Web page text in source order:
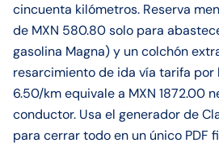
cincuenta kilómetros. Reserva
de MXN 580.80 solo para
gasolina Magna) y un colchón
resarcimiento de ida vía tarifa por
6.50/km equivale a MXN 1872.00
conductor. Usa el generador de
para cerrar todo en un único PDF